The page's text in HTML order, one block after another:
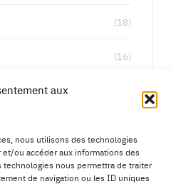
aux
nous utilisons des technologies
ou accéder aux informations des
technologies nous permettra de traiter
de navigation ou les ID uniques
(18)
(16)